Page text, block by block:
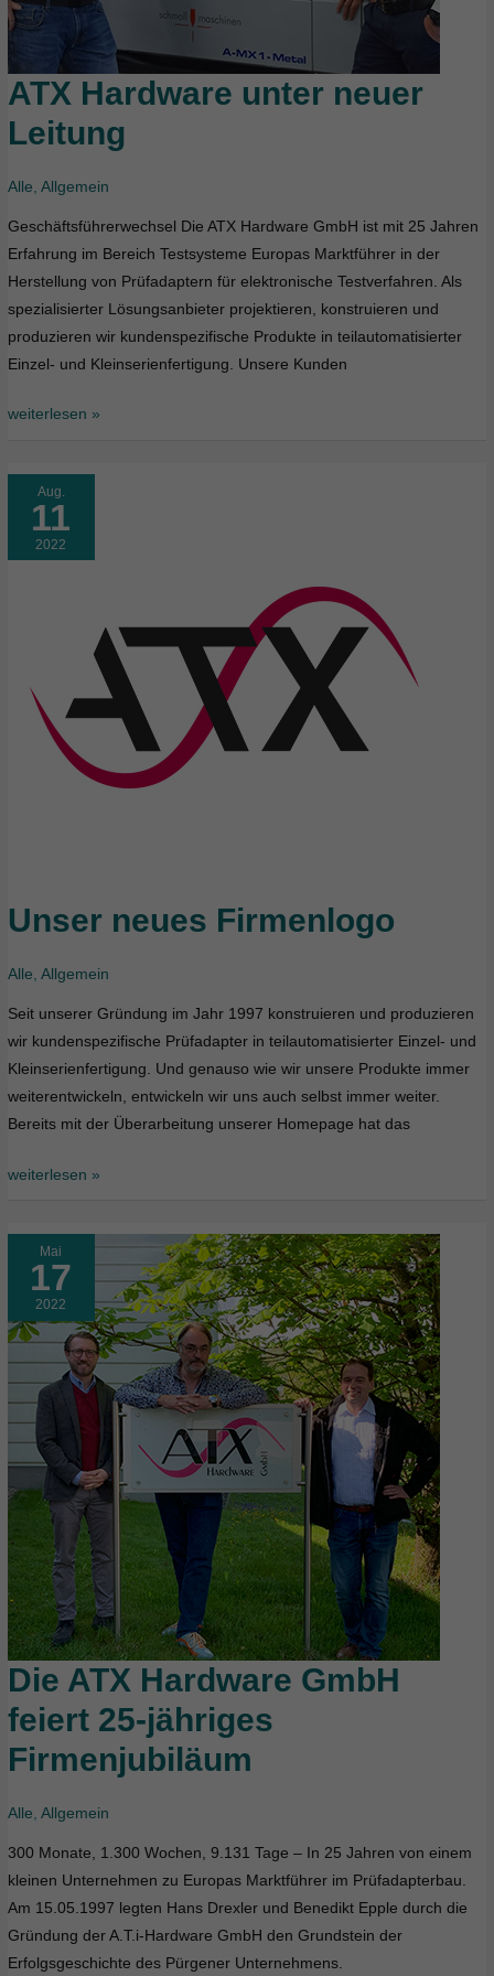
ATX Hardware unter neuer
Leitung
Alle,Allgemein
Geschäftsführerwechsel Die ATX Hardware GmbH ist mit 25 Jahren
Erfahrung im Bereich Testsysteme Europas Marktführer in der
Herstellung von Prüfadaptern für elektronische Testverfahren. Als
spezialisierter Lösungsanbieter projektieren, konstruieren und
produzieren wir kundenspezifische Produkte in teilautomatisierter
Einzel- und Kleinserienfertigung. Unsere Kunden
ATX
unter
Leitung
weiterlesen »
Aug.
11
2022
Unser neues Firmenlogo
Alle,Allgemein
Seit unserer Gründung im Jahr 1997 konstruieren und produzieren
wir kundenspezifische Prüfadapter in teilautomatisierter Einzel- und
Kleinserienfertigung. Und genauso wie wir unsere Produkte immer
weiterentwickeln, entwickeln wir uns auch selbst immer weiter.
Bereits mit der Überarbeitung unserer Homepage hat das
Unser
Firmenlogo
weiterlesen »
Mai
17
2022
Die ATX Hardware GmbH
feiert 25-jähriges
Firmenjubiläum
Alle,Allgemein
300 Monate, 1.300 Wochen, 9.131 Tage – In 25 Jahren von einem
kleinen Unternehmen zu Europas Marktführer im Prüfadapterbau.
Am 15.05.1997 legten Hans Drexler und Benedikt Epple durch die
Gründung der A.T.i-Hardware GmbH den Grundstein der
Erfolgsgeschichte des Pürgener Unternehmens.
Die
Hardware
GmbH
25-